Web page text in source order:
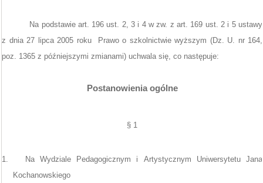
Na podstawie art. 196 ust. 2, 3 i 4 w zw. z art. 169 ust. 2 i 5 ustawy
z dnia 27 lipca 2005 roku
Prawo o szkolnictwie wyższym (Dz. U. nr 164,
poz. 1365 z późniejszymi zmianami) uchwala się, co następuje:
Postanowienia ogólne
§ 1
1.
Na Wydziale Pedagogicznym i Artystycznym Uniwersytetu Jana
Kochanowskiego